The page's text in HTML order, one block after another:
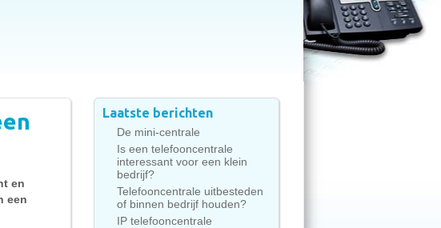
en
een
Laatste berichten
De mini-centrale
Is een telefooncentrale
interessant voor een klein
bedrijf?
Telefooncentrale uitbesteden
of binnen bedrijf houden?
IP telefooncentrale